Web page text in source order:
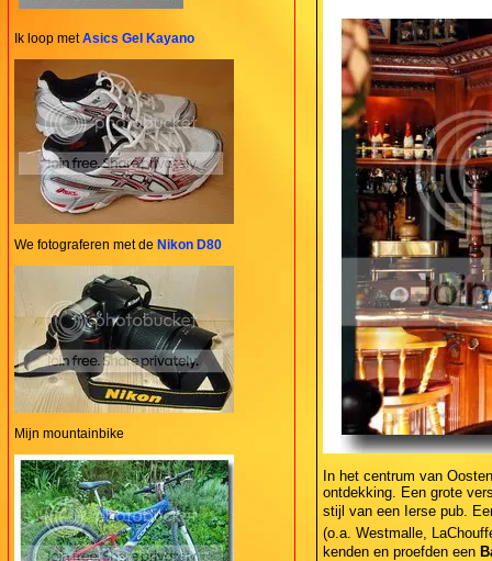
Ik loop metAsics Gel Kayano
We fotograferen met de Nikon D80
Mijn mountainbike
In het centrum van
ontdekking. Een grote
stijl van een Ierse pub.
(o.a. Westmalle,
kenden en proefden een